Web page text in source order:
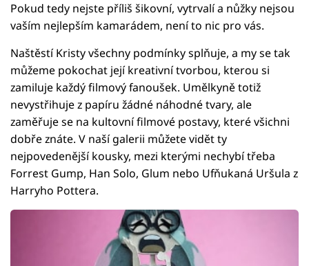
Pokud tedy nejste příliš šikovní, vytrvalí a nůžky nejsou
vaším nejlepším kamarádem, není to nic pro vás.
Naštěstí Kristy všechny podmínky splňuje, a my se tak
můžeme pokochat její kreativní tvorbou, kterou si
zamiluje každý filmový fanoušek. Umělkyně totiž
nevystřihuje z papíru žádné náhodné tvary, ale
zaměřuje se na kultovní filmové postavy, které všichni
dobře znáte. V naší galerii můžete vidět ty
nejpovedenější kousky, mezi kterými nechybí třeba
Forrest Gump, Han Solo, Glum nebo Ufňukaná Uršula z
Harryho Pottera.